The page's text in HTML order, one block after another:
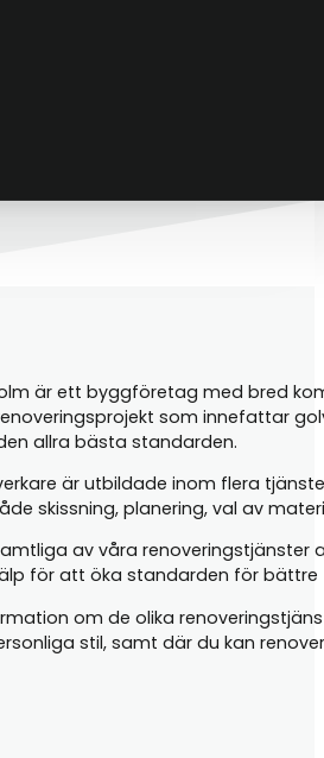
är ett byggföretag med bred
som innefattar
allra bästa standarden.
är utbildade inom flera
skissning, planering, val av
av våra renoveringstjänster
för att öka standarden för bättre
om de olika
stil, samt där du kan